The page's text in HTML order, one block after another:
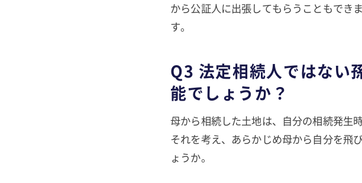
から公証人に出張してもらうこともでき
す。
Q3 法定相続人ではない
能でしょうか？
母から相続した土地は、自分の相続発生
それを考え、あらかじめ母から自分を飛
ょうか。